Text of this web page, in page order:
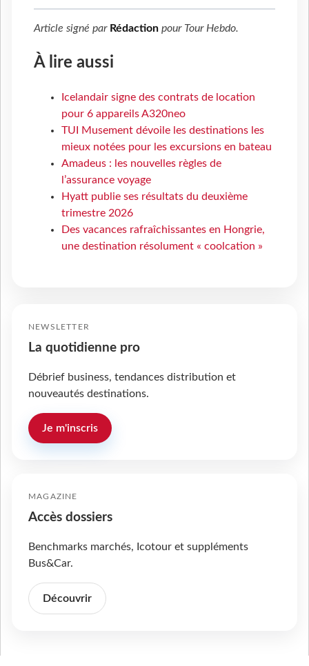
Article signé par Rédaction pour Tour Hebdo.
À lire aussi
Icelandair signe des contrats de location
pour 6 appareils A320neo
TUI Musement dévoile les destinations les
mieux notées pour les excursions en bateau
Amadeus : les nouvelles règles de
l’assurance voyage
Hyatt publie ses résultats du deuxième
trimestre 2026
Des vacances rafraîchissantes en Hongrie,
une destination résolument « coolcation »
NEWSLETTER
La quotidienne pro
Débrief business, tendances distribution et
nouveautés destinations.
Je m'inscris
MAGAZINE
Accès dossiers
Benchmarks marchés, Icotour et suppléments
Bus&Car.
Découvrir